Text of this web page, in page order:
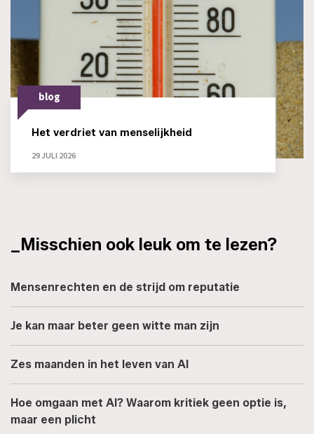
blog
Het verdriet van menselijkheid
29 JULI 2026
_Misschien ook leuk om te lezen?
Mensenrechten en de strijd om reputatie
Je kan maar beter geen witte man zijn
Zes maanden in het leven van AI
Hoe omgaan met AI? Waarom kritiek geen optie is,
maar een plicht